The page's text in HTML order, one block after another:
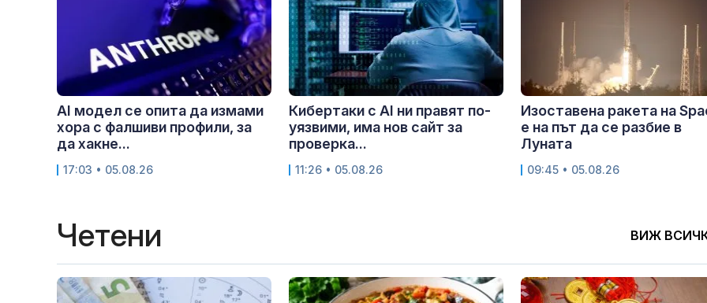
AI модел се опита да измами
хора с фалшиви профили, за
да хакне...
17:03 • 05.08.26
Кибертаки с AI ни правят по-
уязвими, има нов сайт за
проверка...
11:26 • 05.08.26
Изоставена ракета на
е на път да се разбие в
Луната
09:45 • 05.08.26
Четени ВИЖ